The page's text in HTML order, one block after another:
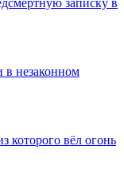
в незаконном
которого вёл огонь